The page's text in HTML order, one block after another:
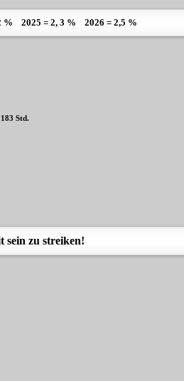
% 2025 = 2, 3 % 2026 = 2,5 %
Std.
sein zu streiken!